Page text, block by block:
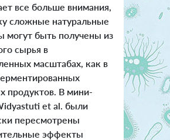
все больше внимания,
сложные натуральные
могут быть получены из
сырья в
масштабах, как в
продуктов. В мини-
et al. были
пересмотрены
эффекты